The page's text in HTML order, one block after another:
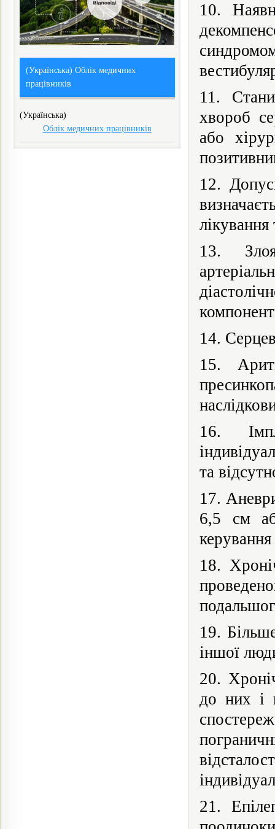
10.
11.
хвороб
або
12.
лікування
13.
14.
15.
16.
та
17.
6,5 см
18.
19.
іншої
20.
до них і
21.
(Українська) Облік медичних
працівників
(Українська)
Облік медичних працівників